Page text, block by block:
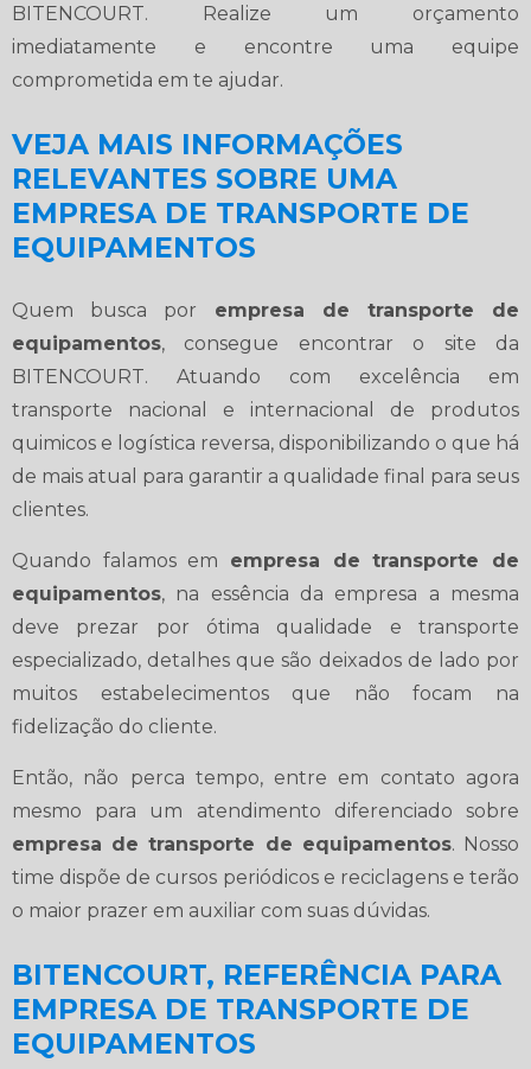
BITENCOURT. Realize um orçamento
imediatamente e encontre uma equipe
comprometida em te ajudar.
VEJA MAIS INFORMAÇÕES
RELEVANTES SOBRE UMA
EMPRESA DE TRANSPORTE DE
EQUIPAMENTOS
Quem busca por empresa de transporte de
equipamentos, consegue encontrar o site da
BITENCOURT. Atuando com excelência em
transporte nacional e internacional de produtos
quimicos e logística reversa, disponibilizando o que há
de mais atual para garantir a qualidade final para seus
clientes.
Quando falamos em empresa de transporte de
equipamentos, na essência da empresa a mesma
deve prezar por ótima qualidade e transporte
especializado, detalhes que são deixados de lado por
muitos estabelecimentos que não focam na
fidelização do cliente.
Então, não perca tempo, entre em contato agora
mesmo para um atendimento diferenciado sobre
empresa de transporte de equipamentos. Nosso
time dispõe de cursos periódicos e reciclagens e terão
o maior prazer em auxiliar com suas dúvidas.
BITENCOURT, REFERÊNCIA PARA
EMPRESA DE TRANSPORTE DE
EQUIPAMENTOS